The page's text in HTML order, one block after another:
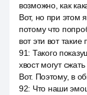
возможно, как
Вот, но при этом
потому что
вот эти вот такие
91: Такого
хвост могут
Вот. Поэтому, в
92: Что наши